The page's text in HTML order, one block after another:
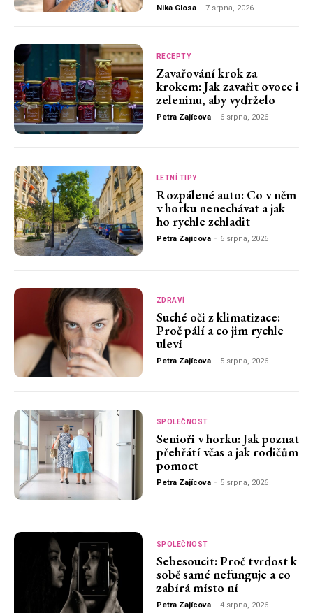
Nika Glosa - 7 srpna, 2026
RECEPTY
Zavařování krok za
krokem: Jak zavařit ovoce i
zeleninu, aby vydrželo
Petra Zajícova - 6 srpna, 2026
LETNÍ TIPY
Rozpálené auto: Co v něm
v horku nenechávat a jak
ho rychle zchladit
Petra Zajícova - 6 srpna, 2026
ZDRAVÍ
Suché oči z klimatizace:
Proč pálí a co jim rychle
uleví
Petra Zajícova - 5 srpna, 2026
SPOLEČNOST
Senioři v horku: Jak poznat
přehřátí včas a jak rodičům
pomoct
Petra Zajícova - 5 srpna, 2026
SPOLEČNOST
Sebesoucit: Proč tvrdost k
sobě samé nefunguje a co
zabírá místo ní
Petra Zajícova - 4 srpna, 2026